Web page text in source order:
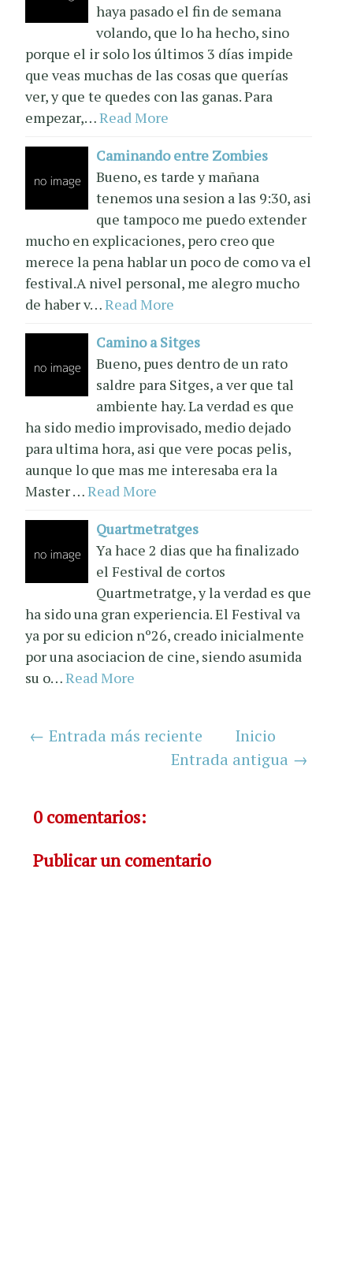
haya pasado el fin de semana
volando, que lo ha hecho, sino
porque el ir solo los últimos 3 días impide
que veas muchas de las cosas que querías
ver, y que te quedes con las ganas. Para
empezar,…Read More
Caminando entre Zombies
Bueno, es tarde y mañana
tenemos una sesion a las 9:30, asi
que tampoco me puedo extender
mucho en explicaciones, pero creo que
merece la pena hablar un poco de como va el
festival.A nivel personal, me alegro mucho
de haber v…Read More
Camino a Sitges
Bueno, pues dentro de un rato
saldre para Sitges, a ver que tal
ambiente hay. La verdad es que
ha sido medio improvisado, medio dejado
para ultima hora, asi que vere pocas pelis,
aunque lo que mas me interesaba era la
Master …Read More
Quartmetratges
Ya hace 2 dias que ha finalizado
el Festival de cortos
Quartmetratge, y la verdad es que
ha sido una gran experiencia. El Festival va
ya por su edicion nº26, creado inicialmente
por una asociacion de cine, siendo asumida
su o…Read More
← Entrada más reciente
Entrada antigua →
Inicio
0 comentarios:
Publicar un comentario